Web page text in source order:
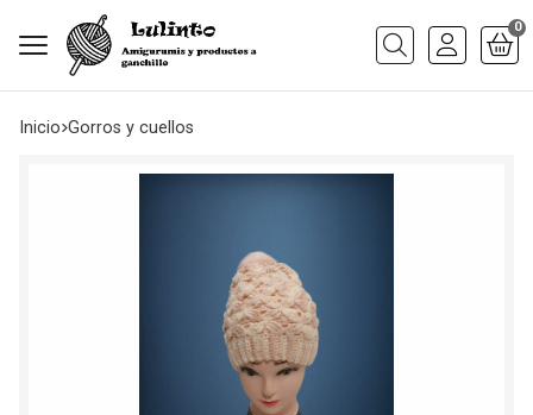
Buscar
0
Inicio gorros y cuellos